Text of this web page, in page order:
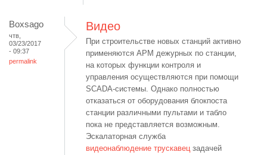
Boxsago
чтв,
03/23/2017
- 09:37
permalink
Видео
При строительстве новых станций активно
применяются АРМ дежурных по станции,
на которых функции контроля и
управления осуществляются при помощи
SCADA-системы. Однако полностью
отказаться от оборудования блокпоста
станции различными пультами и табло
пока не представляется возможным.
Эскалаторная служба
видеонаблюдение трускавец задачей